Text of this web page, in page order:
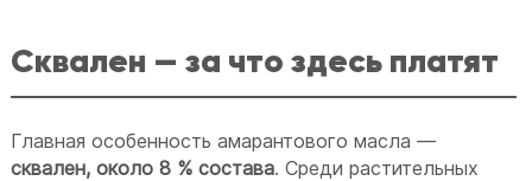
Сквален — за что здесь платят
Главная особенность амарантового масла —
сквален, около 8 % состава. Среди растительных